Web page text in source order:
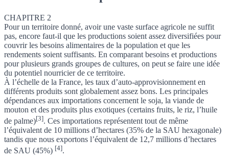
CHAPITRE 2
Pour un territoire donné, avoir une vaste surface agricole ne suffit
pas, encore faut-il que les productions soient assez diversifiées pour
couvrir les besoins alimentaires de la population et que les
rendements soient suffisants. En comparant besoins et productions
pour plusieurs grands groupes de cultures, on peut se faire une idée
du potentiel nourricierde ce territoire.
À l’échelle de la France, les taux d’auto-approvisionnement en
différents produits sont globalement assez bons. Les principales
dépendances aux importations concernent le soja, la viande de
mouton et des produits plus exotiques (certains fruits, le riz, l’huile
de palme)[3]. Ces importations représentent tout de même
l’équivalent de 10 millions d’hectares (35% de la SAU hexagonale)
tandis que nous exportons l’équivalent de 12,7 millions d’hectares
de SAU (45%) [4].